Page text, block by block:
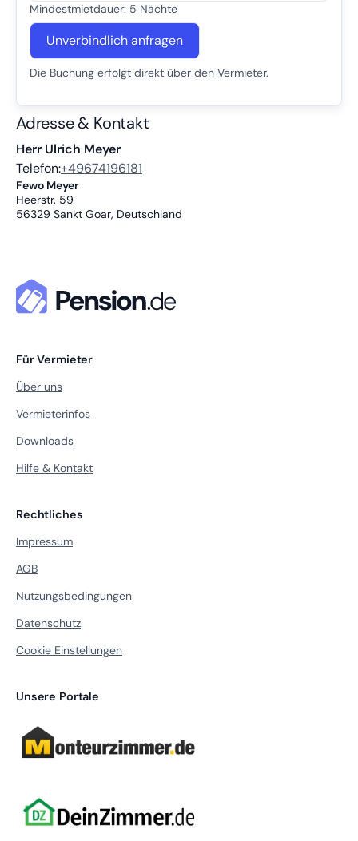
Mindestmietdauer: 5 Nächte
Unverbindlich anfragen
Die Buchung erfolgt direkt über den Vermieter.
Adresse & Kontakt
Herr Ulrich Meyer
Telefon:+49674196181
Fewo Meyer
Heerstr. 59
56329 Sankt Goar, Deutschland
Für Vermieter
Über uns
Vermieterinfos
Downloads
Hilfe & Kontakt
Rechtliches
Impressum
AGB
Nutzungsbedingungen
Datenschutz
Cookie Einstellungen
Unsere Portale